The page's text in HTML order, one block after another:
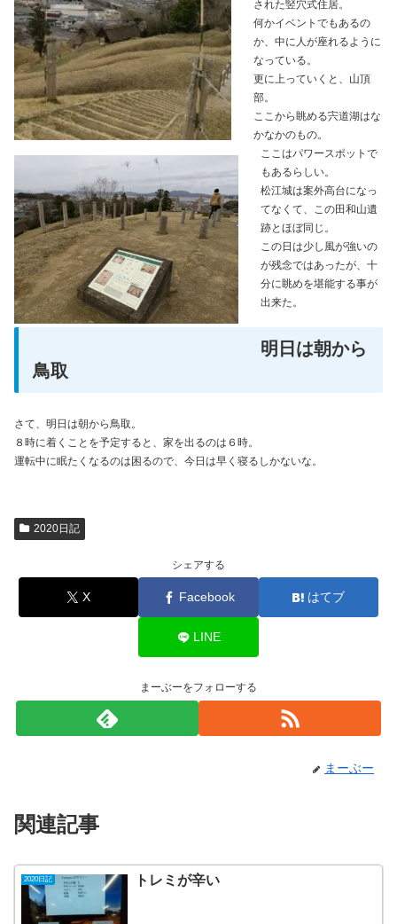
された竪穴式住居。
何かイベントでもあるの
か、中に人が座れるように
なっている。
更に上っていくと、山頂
部。
ここから眺める宍道湖はな
かなかのもの。
ここはパワースポットで
もあるらしい。
松江城は案外高台になっ
てなくて、この田和山遺
跡とほぼ同じ。
この日は少し風が強いの
が残念ではあったが、十
分に眺めを堪能する事が
出来た。
明日は朝から
鳥取
さて、明日は朝から鳥取。
８時に着くことを予定すると、家を出るのは６時。
運転中に眠たくなるのは困るので、今日は早く寝るしかないな。
2020日記
シェアする
X Facebook はてブ
LINE
まーぶーをフォローする
まーぶー
関連記事
2020日記 トレミが辛い